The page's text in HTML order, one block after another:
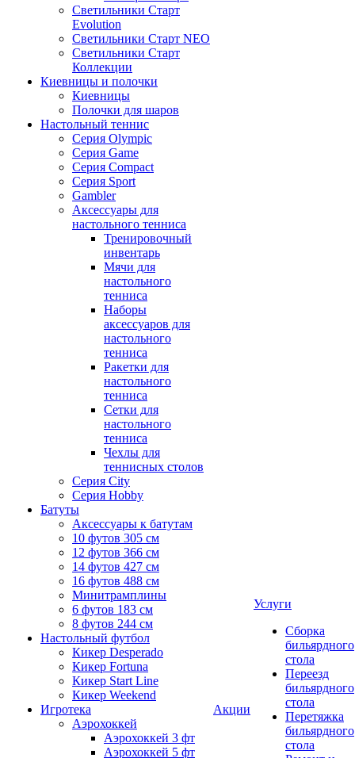
Светильники Старт
Evolution
Светильники Старт NEO
Светильники Старт
Коллекции
Киевницы и полочки
Киевницы
Полочки для шаров
Настольный теннис
Серия Olympic
Серия Game
Серия Compact
Серия Sport
Gambler
Аксессуары для
настольного тенниса
Тренировочный
инвентарь
Мячи для
настольного
тенниса
Наборы
аксессуаров для
настольного
тенниса
Ракетки для
настольного
тенниса
Сетки для
настольного
тенниса
Чехлы для
теннисных столов
Серия City
Серия Hobby
Батуты
Аксессуары к батутам
10 футов 305 см
12 футов 366 см
14 футов 427 см
16 футов 488 см
Минитрамплины
6 футов 183 см
8 футов 244 см
Настольный футбол
Кикер Desperado
Кикер Fortuna
Кикер Start Line
Кикер Weekend
Игротека
Аэрохоккей
Аэрохоккей 3 фт
Аэрохоккей 5 фт
Акции
Услуги
Сборка
бильярдного
стола
Переезд
бильярдного
стола
Перетяжка
бильярдного
стола